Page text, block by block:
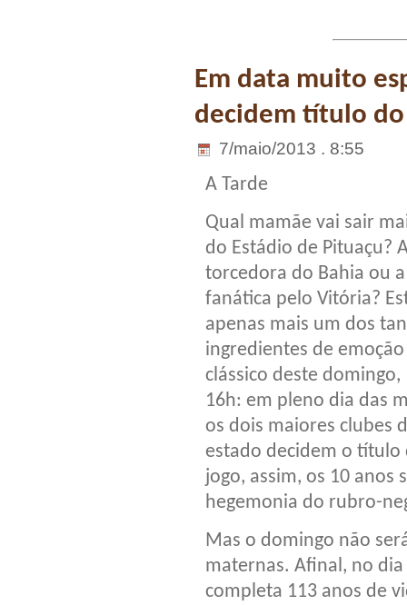
Em data muito
decidem título
7/maio/2013 . 8:55
A Tarde
Qual mamãe vai sair
do Estádio de Pituaçu?
torcedora do Bahia ou a
fanática pelo Vitória?
apenas mais um dos
ingredientes de
clássico deste domingo,
16h: em pleno dia das
os dois maiores clubes
estado decidem o título
jogo, assim, os 10
hegemonia do rubro-
Mas o domingo não
maternas. Afinal, no
completa 113 anos de